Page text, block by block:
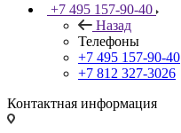
+7 495 157-90-40
Назад
Телефоны
+7 495 157-90-40
+7 812 327-3026
Контактная информация